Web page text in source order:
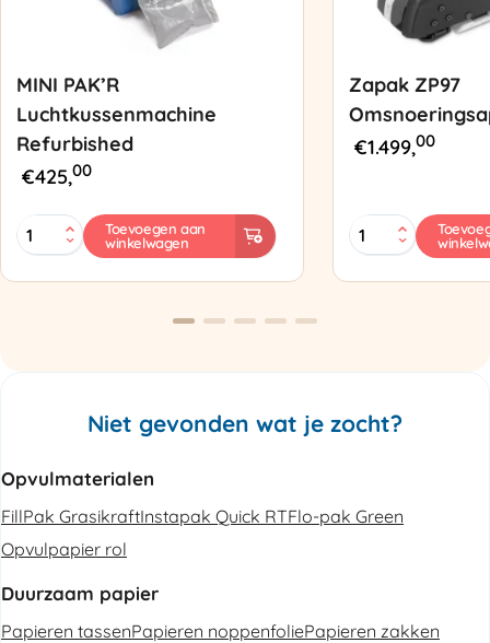
MINI PAK’R
Luchtkussenmachine
Refurbished
€425,00
MINI
PAK'R
Refurbished
Toevoegen aan
winkelwagen
Zapak ZP97
€1.499,00
Zapak
ZP97
aantal
Niet gevonden wat je zocht?
Opvulmaterialen
FillPak GrasikraftInstapak Quick RTFlo-pak Green
Opvulpapier rol
Duurzaam papier
Papieren tassenPapieren noppenfoliePapieren zakken